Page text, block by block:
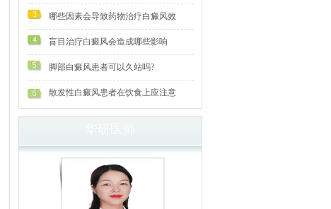
哪些因素会导致药物治疗白癜风效
盲目治疗白癜风会造成哪些影响
脚部白癜风患者可以久站吗?
散发性白癜风患者在饮食上应注意